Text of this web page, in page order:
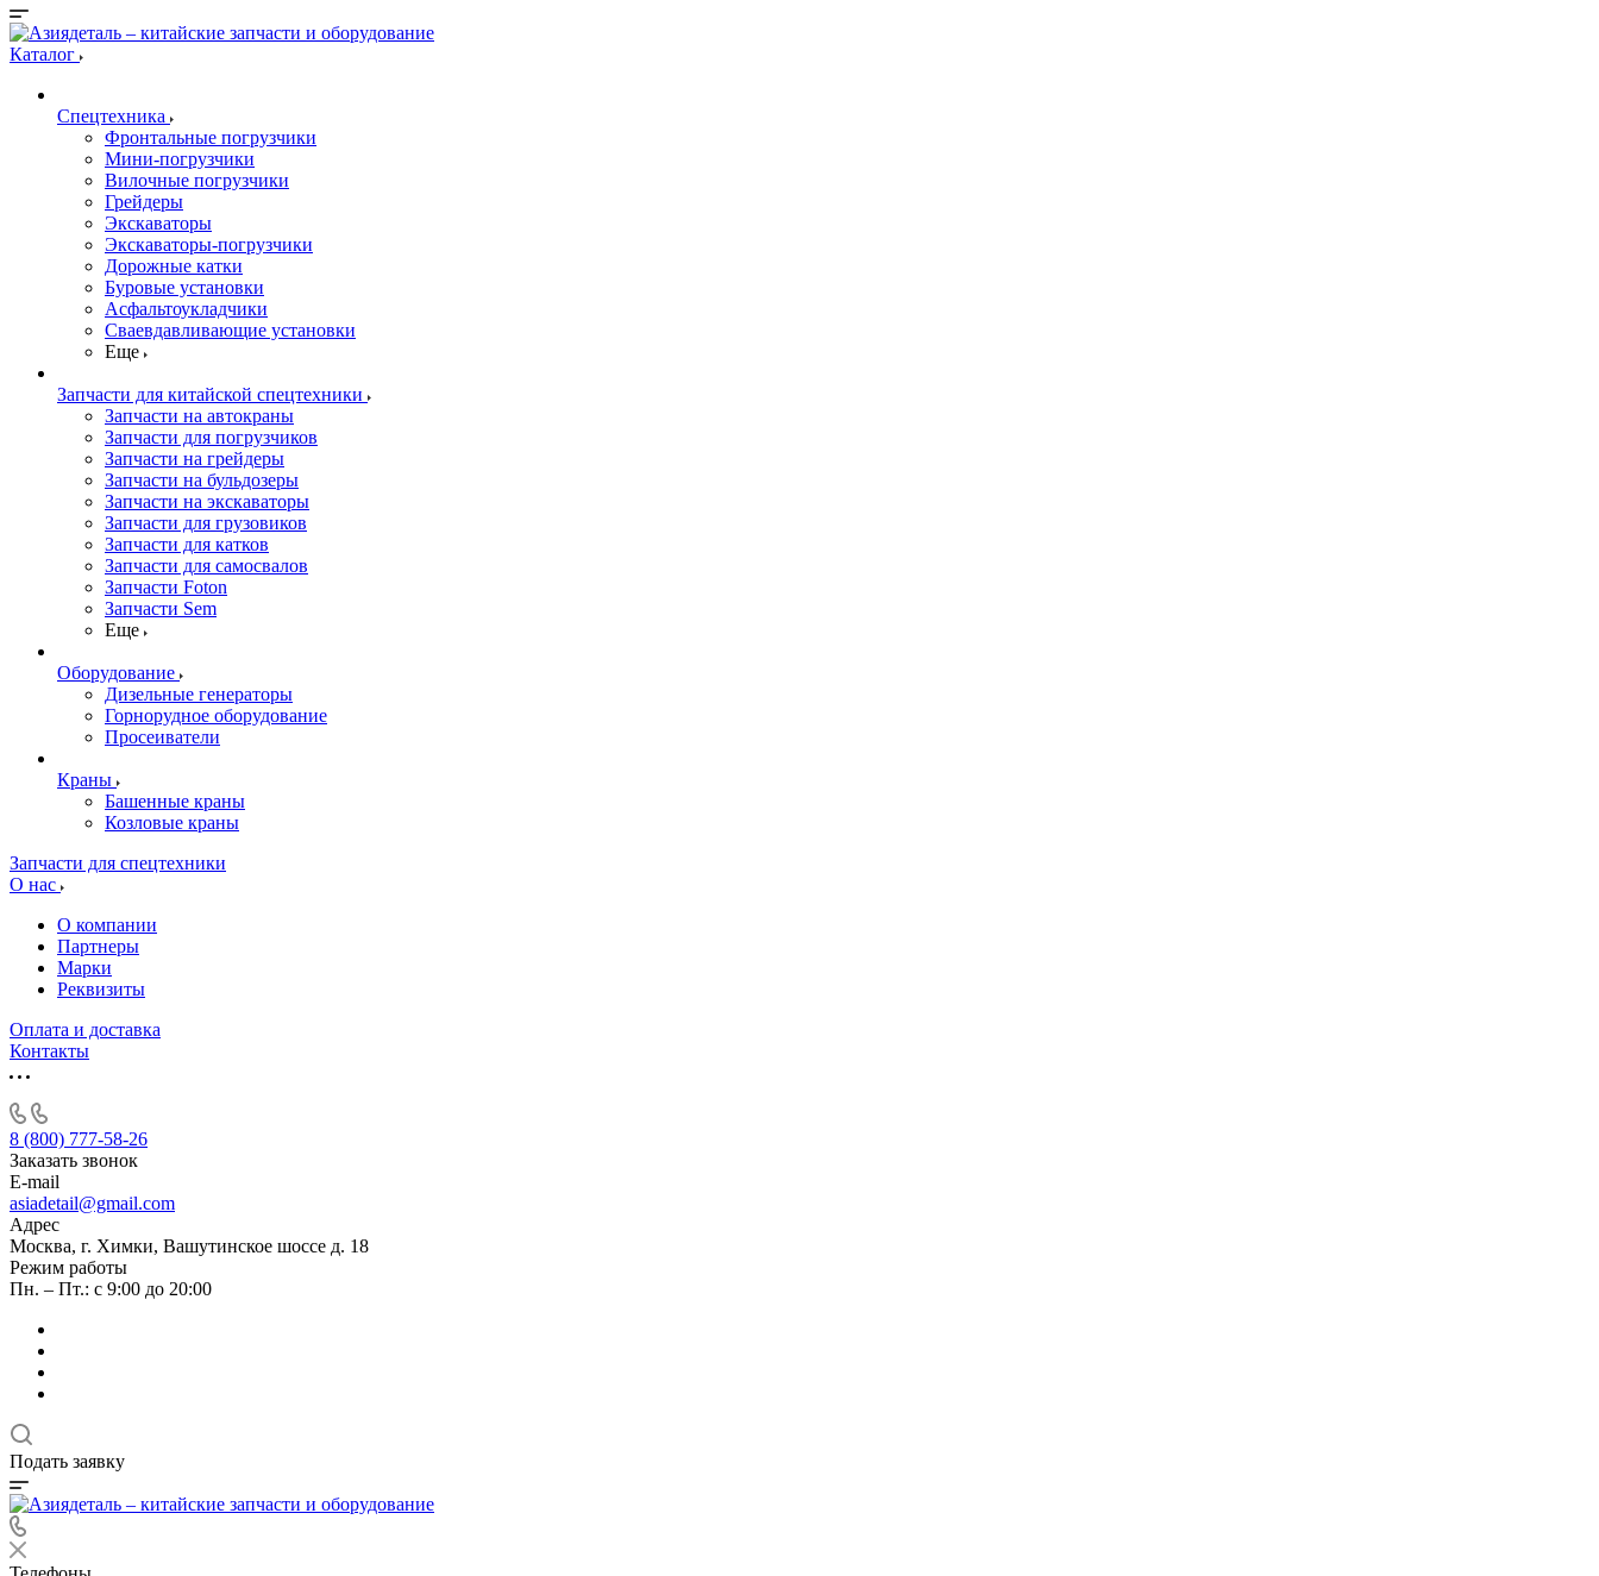
Каталог
Спецтехника
Фронтальные погрузчики
Мини-погрузчики
Вилочные погрузчики
Грейдеры
Экскаваторы
Экскаваторы-погрузчики
Дорожные катки
Буровые установки
Асфальтоукладчики
Сваевдавливающие установки
Еще
Запчасти для китайской спецтехники
Запчасти на автокраны
Запчасти для погрузчиков
Запчасти на грейдеры
Запчасти на бульдозеры
Запчасти на экскаваторы
Запчасти для грузовиков
Запчасти для катков
Запчасти для самосвалов
Запчасти Foton
Запчасти Sem
Еще
Оборудование
Дизельные генераторы
Горнорудное оборудование
Просеиватели
Краны
Башенные краны
Козловые краны
Запчасти для спецтехники
О нас
О компании
Партнеры
Марки
Реквизиты
Оплата и доставка
Контакты
8 (800) 777-58-26
Заказать звонок
E-mail
asiadetail@gmail.com
Адрес
Москва, г. Химки, Вашутинское шоссе д. 18
Режим работы
Пн. – Пт.: с 9:00 до 20:00
Подать заявку